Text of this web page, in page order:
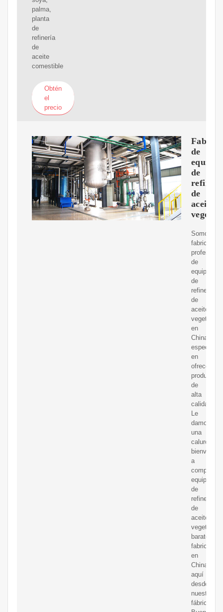
palma,
planta
de
refinería
de
aceite
comestible
Obtén
el
precio
de
equipos
de
de
aceite
vegetal
Somos
fabricantes
de
equipos
de
refinería
de
aceite
vegetal
en
China,
en
ofrecer
productos
de
alta
calidad.
Le
damos
una
calurosa
bienvenida
a
comprar
equipos
de
refinería
de
aceite
vegetal
baratos
fabricados
en
China
aquí
desde
nuestra
fábrica.